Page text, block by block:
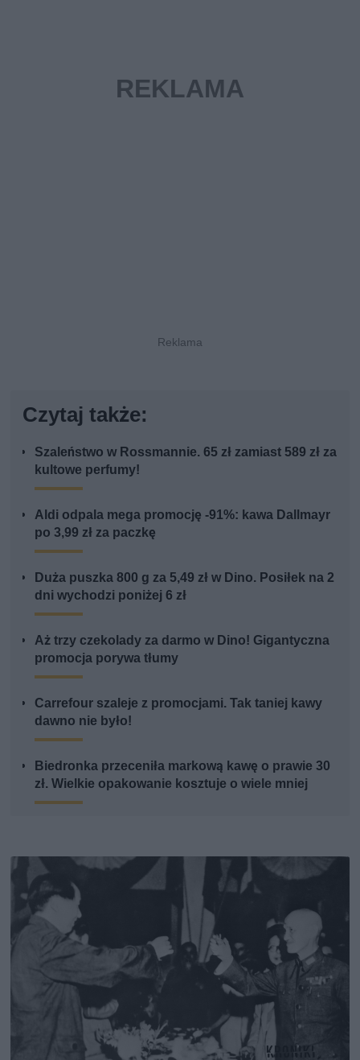
Czytaj także:
Szaleństwo w Rossmannie. 65 zł zamiast 589 zł za
kultowe perfumy!
Aldi odpala mega promocję -91%: kawa Dallmayr
po 3,99 zł za paczkę
Duża puszka 800 g za 5,49 zł w Dino. Posiłek na 2
dni wychodzi poniżej 6 zł
Aż trzy czekolady za darmo w Dino! Gigantyczna
promocja porywa tłumy
Carrefour szaleje z promocjami. Tak taniej kawy
dawno nie było!
Biedronka przeceniła markową kawę o prawie 30
zł. Wielkie opakowanie kosztuje o wiele mniej